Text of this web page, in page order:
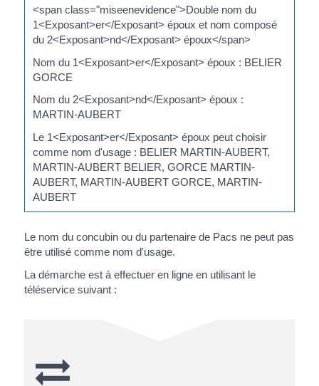
<span class="miseenevidence">Double nom du
1<Exposant>er</Exposant> époux et nom composé
du 2<Exposant>nd</Exposant> époux</span>
Nom du 1<Exposant>er</Exposant> époux : BELIER
GORCE
Nom du 2<Exposant>nd</Exposant> époux :
MARTIN-AUBERT
Le 1<Exposant>er</Exposant> époux peut choisir
comme nom d'usage : BELIER MARTIN-AUBERT,
MARTIN-AUBERT BELIER, GORCE MARTIN-
AUBERT, MARTIN-AUBERT GORCE, MARTIN-
AUBERT
Le nom du concubin ou du partenaire de Pacs ne peut pas
être utilisé comme nom d'usage.
La démarche est à effectuer en ligne en utilisant le
téléservice suivant :